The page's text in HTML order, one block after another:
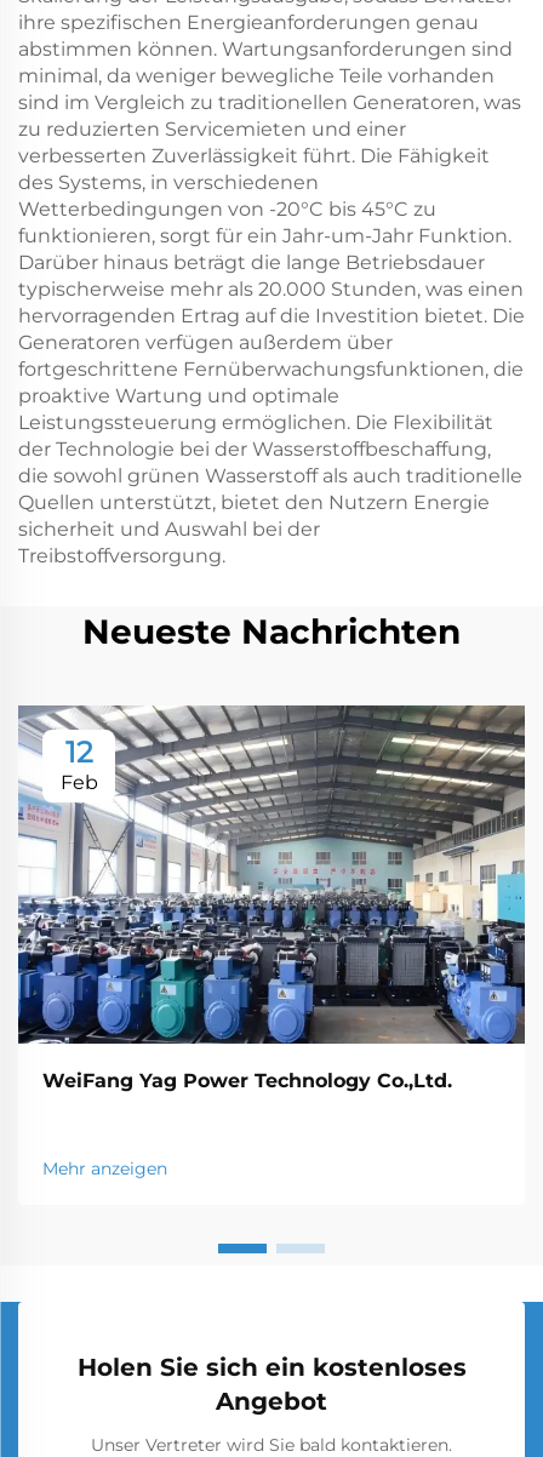
ihre spezifischen Energieanforderungen genau
abstimmen können. Wartungsanforderungen sind
minimal, da weniger bewegliche Teile vorhanden
sind im Vergleich zu traditionellen Generatoren, was
zu reduzierten Servicemieten und einer
verbesserten Zuverlässigkeit führt. Die Fähigkeit
des Systems, in verschiedenen
Wetterbedingungen von -20°C bis 45°C zu
funktionieren, sorgt für ein Jahr-um-Jahr Funktion.
Darüber hinaus beträgt die lange Betriebsdauer
typischerweise mehr als 20.000 Stunden, was einen
hervorragenden Ertrag auf die Investition bietet. Die
Generatoren verfügen außerdem über
fortgeschrittene Fernüberwachungsfunktionen, die
proaktive Wartung und optimale
Leistungssteuerung ermöglichen. Die Flexibilität
der Technologie bei der Wasserstoffbeschaffung,
die sowohl grünen Wasserstoff als auch traditionelle
Quellen unterstützt, bietet den Nutzern Energie
sicherheit und Auswahl bei der
Treibstoffversorgung.
Neueste Nachrichten
12
Feb
WeiFang Yag Power Technology Co.,Ltd.
Mehr anzeigen
Holen Sie sich ein kostenloses
Angebot
Unser Vertreter wird Sie bald kontaktieren.